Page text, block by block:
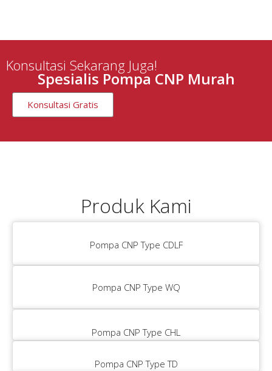
Konsultasi Sekarang Juga!
Spesialis Pompa CNP Murah
Konsultasi Gratis
Produk Kami
Pompa CNP Type CDLF
Pompa CNP Type WQ
Pompa CNP Type CHL
Pompa CNP Type TD